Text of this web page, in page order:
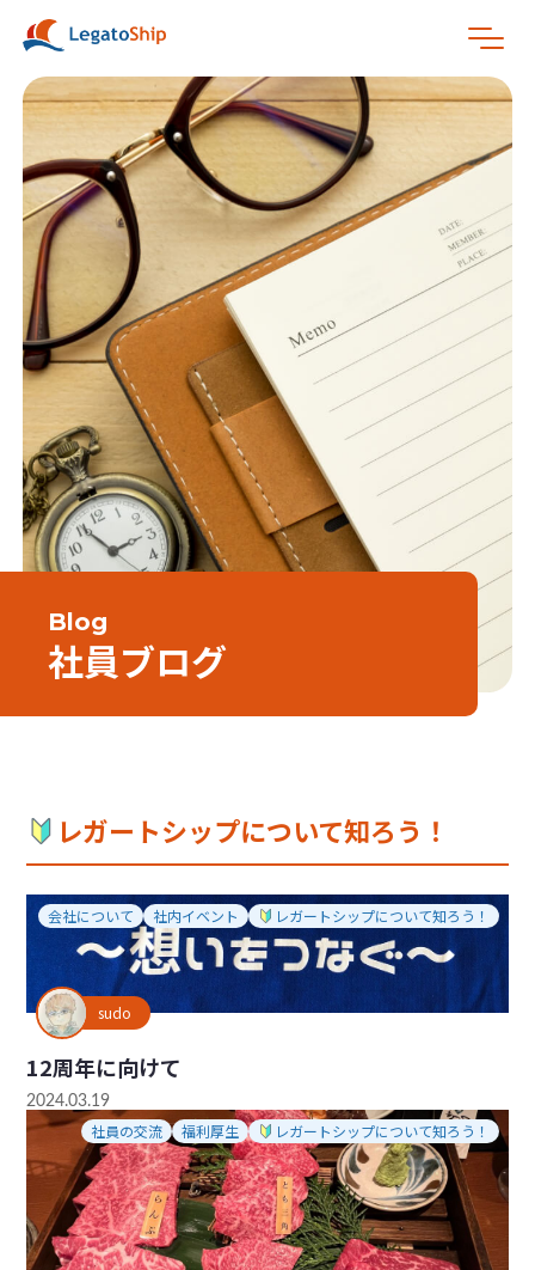
Blog
社員ブログ
レガートシップについて知ろう！
会社について 社内イベント レガートシップについて知ろう！
sudo
12周年に向けて
2024.03.19
社員の交流 福利厚生 レガートシップについて知ろう！